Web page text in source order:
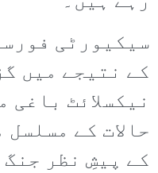
سیکیورٹی
نیکسلائٹ
حالات کے
کے پیشِ نظر